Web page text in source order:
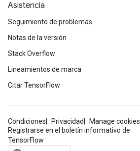
Asistencia
Seguimiento de problemas
Notas de la versión
Stack Overflow
Lineamientos de marca
Citar TensorFlow
Condiciones Privacidad
Manage cookies
Registrarse en el boletín informativo de
TensorFlow